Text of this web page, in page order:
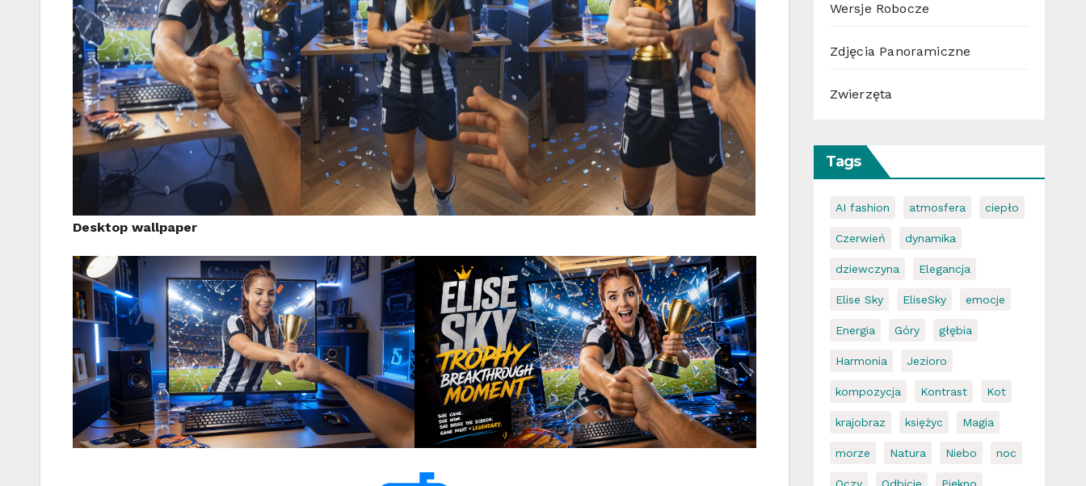
Desktop wallpaper
Wersje Robocze
Zdjęcia Panoramiczne
Zwierzęta
Tags
AI fashion atmosfera ciepło
Czerwień dynamika
dziewczyna Elegancja
Elise Sky EliseSky emocje
Energia Góry głębia
Harmonia Jezioro
kompozycja Kontrast Kot
krajobraz księżyc Magia
morze Natura Niebo noc